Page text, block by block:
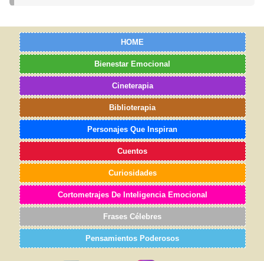
HOME
Bienestar Emocional
Cineterapia
Biblioterapia
Personajes Que Inspiran
Cuentos
Curiosidades
Cortometrajes De Inteligencia Emocional
Frases Célebres
Pensamientos Poderosos